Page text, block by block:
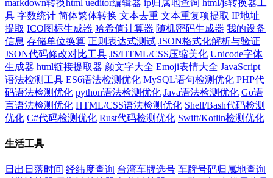
markdown转换html ueditor编辑器 ip归属地查询 html/js转换器工
具 字数统计 简体繁体转换 文本去重 文本重复项提取 IP地址
提取 ICO图标生成器 哈希值计算器 随机密码生成器 我的设备
信息 存储单位换算 正则表达式测试 JSON格式化解析与验证
JSON代码修改对比工具 JS/HTML/CSS压缩美化 Unicode字体
生成器 html链接提取器 颜文字大全 Emoji表情大全 JavaScript
语法检测工具 ES6语法检测优化 MySQL语句检测优化 PHP代
码语法检测优化 python语法检测优化 Java语法检测优化 Go语
言语法检测优化 HTML/CSS语法检测优化 Shell/Bash代码检测
优化 C#代码检测优化 Rust代码检测优化 Swift/Kotlin检测优化
生活工具
日出日落时间 经纬度查询 台湾车牌选号 车牌号码归属地查询